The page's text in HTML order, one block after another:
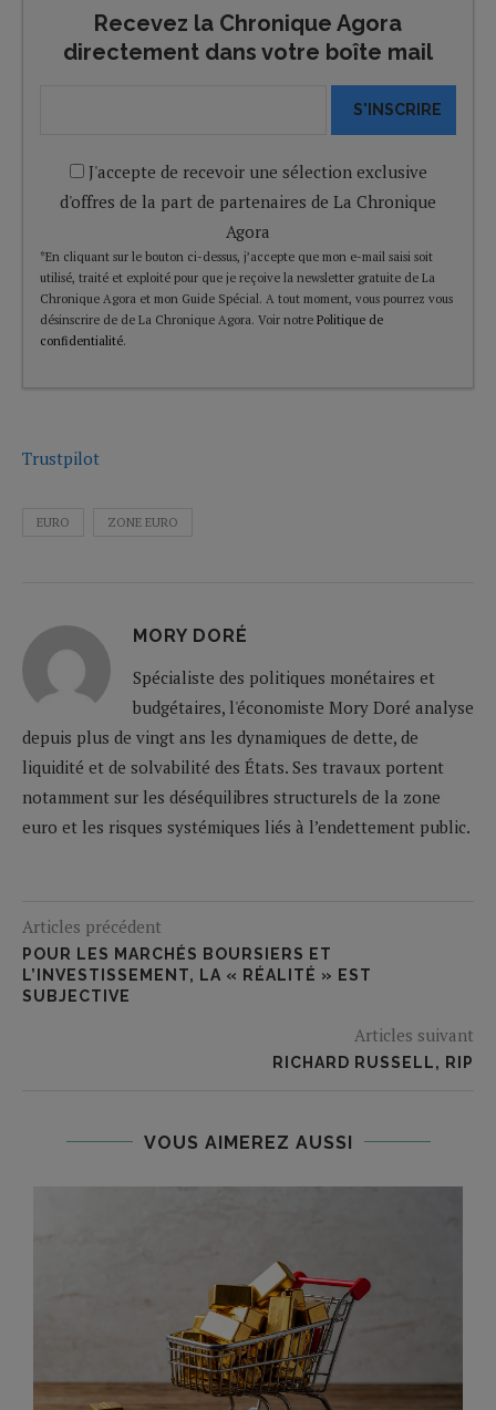
Recevez la Chronique Agora
directement dans votre boîte mail
S'INSCRIRE
J'accepte de recevoir une sélection exclusive
d'offres de la part de partenaires de La Chronique
Agora
*En cliquant sur le bouton ci-dessus, j’accepte que mon e-mail saisi soit
utilisé, traité et exploité pour que je reçoive la newsletter gratuite de La
Chronique Agora et mon Guide Spécial. A tout moment, vous pourrez vous
désinscrire de de La Chronique Agora. Voir notre Politique de
confidentialité.
Trustpilot
EURO ZONE EURO
MORY DORÉ
Spécialiste des politiques monétaires et
budgétaires, l'économiste Mory Doré analyse
depuis plus de vingt ans les dynamiques de dette, de
liquidité et de solvabilité des États. Ses travaux portent
notamment sur les déséquilibres structurels de la zone
euro et les risques systémiques liés à l’endettement public.
Articles précédent
POUR LES MARCHÉS BOURSIERS ET
L’INVESTISSEMENT, LA « RÉALITÉ » EST
SUBJECTIVE
Articles suivant
RICHARD RUSSELL, RIP
VOUS AIMEREZ AUSSI